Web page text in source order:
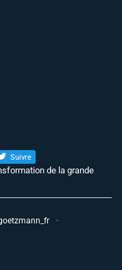
Suivre
de la grande
·